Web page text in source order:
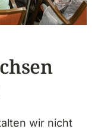
wir nicht